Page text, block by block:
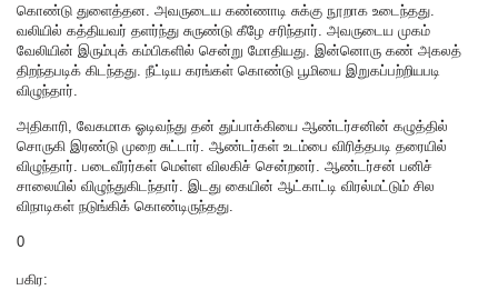
கொண்டு துளைத்தன. அவருடைய கண்ணாடி சுக்கு நூறாக உடைந்தது.
வலியில் கத்தியவர் தளர்ந்து சுருண்டு கீழே சரிந்தார். அவருடைய முகம்
வேலியின் இரும்புக் கம்பிகளில் சென்று மோதியது. இன்னொரு கண் அகலத்
திறந்தபடிக் கிடந்தது. நீட்டிய கரங்கள் கொண்டு பூமியை இறுகப்பற்றியபடி
விழுந்தார்.
அதிகாரி, வேகமாக ஓடிவந்து தன் துப்பாக்கியை ஆண்டர்சனின் கழுத்தில்
சொருகி இரண்டு முறை சுட்டார். ஆண்டர்கள் உடம்பை விரித்தபடி தரையில்
விழுந்தார். படைவீரர்கள் மெள்ள விலகிச் சென்றனர். ஆண்டர்சன் பனிச்
சாலையில் விழுந்துகிடந்தார். இடது கையின் ஆட்காட்டி விரல்மட்டும் சில
விநாடிகள் நடுங்கிக் கொண்டிருந்தது.
0
பகிர: